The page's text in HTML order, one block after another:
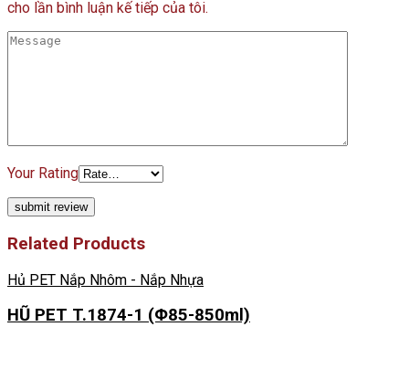
cho lần bình luận kế tiếp của tôi.
Your Rating
Related Products
Hủ PET Nắp Nhôm - Nắp Nhựa
HŨ PET T.1874-1 (Φ85-850ml)